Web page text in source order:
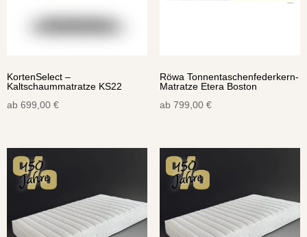
KortenSelect –
Kaltschaummatratze KS22
ab 699,00 €
Röwa Tonnentaschenfederkern-
Matratze Etera Boston
ab 799,00 €